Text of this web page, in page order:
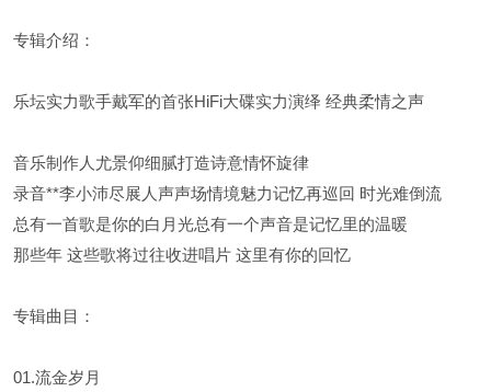
专辑介绍：
乐坛实力歌手戴军的首张HiFi大碟实力演绎 经典柔情之声
音乐制作人尤景仰细腻打造诗意情怀旋律
录音**李小沛尽展人声声场情境魅力记忆再巡回 时光难倒流
总有一首歌是你的白月光总有一个声音是记忆里的温暖
那些年 这些歌将过往收进唱片 这里有你的回忆
专辑曲目：
01.流金岁月